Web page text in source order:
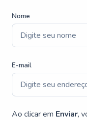
Nome
E-mail
Ao clicar em Enviar,